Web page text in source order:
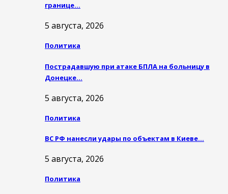
границе…
5 августа, 2026
Политика
Пострадавшую при атаке БПЛА на больницу в
Донецке…
5 августа, 2026
Политика
ВС РФ нанесли удары по объектам в Киеве…
5 августа, 2026
Политика